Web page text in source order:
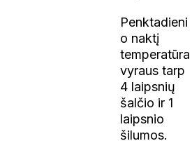
Penktadieni
o naktį
temperatūra
vyraus tarp
4 laipsnių
šalčio ir 1
laipsnio
šilumos.